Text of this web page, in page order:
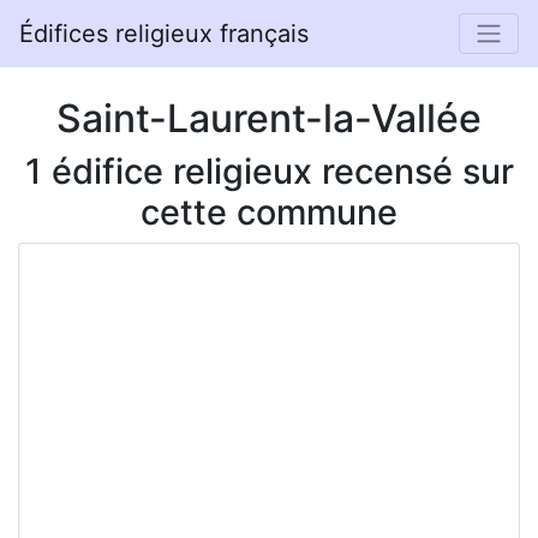
Édifices religieux français
Saint-Laurent-la-Vallée
1 édifice religieux recensé sur
cette commune